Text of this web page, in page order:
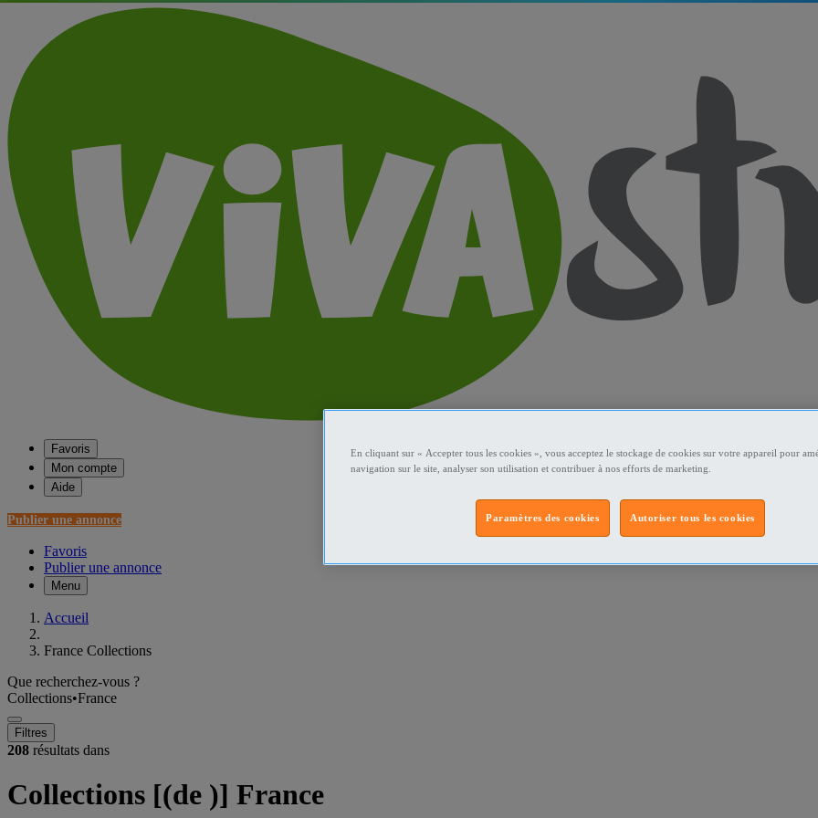
Favoris
Mon compte
Aide
Publier une annonce
Favoris
Publier une annonce
Menu
Accueil
France Collections
Que recherchez-vous ?
Collections•France
Filtres
208 résultats dans
Collections [(de )] France
En cliquant sur « Accepter tous les cookies », vous acceptez le stockage de cookies sur votre appareil pour
navigation sur le site, analyser son utilisation et contribuer à nos efforts de marketing.
Autoriser tous les cookies
Paramètres des cookies